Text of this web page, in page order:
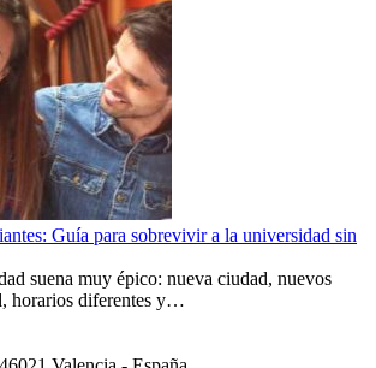
Guía para sobrevivir a la universidad sin
suena muy épico: nueva ciudad, nuevos
horarios diferentes y…